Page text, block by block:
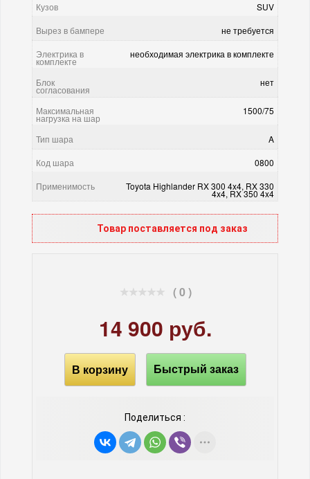
Кузов
SUV
Вырез в бампере
не требуется
Электрика в
комплекте
необходимая электрика в комплекте
Блок
согласования
нет
Максимальная
нагрузка на шар
1500/75
Тип шара
A
Код шара
0800
Применимость
Toyota Highlander RX 300 4x4, RX 330
4x4, RX 350 4x4
Товар поставляется под заказ
( 0 )
14 900 руб.
В корзину Быстрый заказ
Поделиться :